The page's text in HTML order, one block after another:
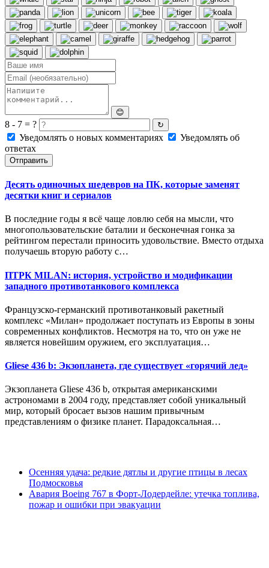
😊
8 - 7 = ? ↻
Уведомлять о новых комментариях
Уведомлять об
ответах
Отправить
Десять одиночных шедевров на ПК, которые заменят
десятки книг и сериалов
В последние годы я всё чаще ловлю себя на мысли, что
многопользовательские баталии и бесконечная гонка за
рейтингом перестали приносить удовольствие. Вместо отдыха
получаешь вторую работу с…
ПТРК MILAN: история, устройство и модификации
западного противотанкового комплекса
Французско-германский противотанковый ракетный
комплекс «Милан» продолжает поступать из Европы в зоны
современных конфликтов. Несмотря на то, что он уже не
является новейшим оружием, его эксплуатация…
Gliese 436 b: Экзопланета, где существует «горячий лед»
Экзопланета Gliese 436 b, открытая американскими
астрономами в 2004 году, представляет собой уникальный
мир, который бросает вызов нашим привычным
представлениям о физике планет. Парадоксальная…
Осенняя удача: редкие дятлы и другие птицы в лесах
Подмосковья
Авария Boeing 767 в Форт-Лодердейле: утечка топлива,
пожар и ошибки при эвакуации